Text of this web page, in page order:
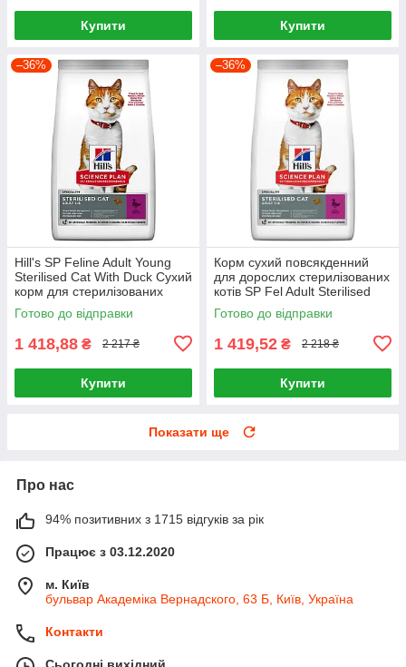
Купити Купити
–36%
Hill's SP Feline Adult Young
Sterilised Cat With Duck Сухий
корм для стерилізованих
котів 3кг
Готово до відправки
1 418,88 ₴ 2 217 ₴
Купити
–36%
Корм сухий повсякденний
для дорослих стерилізованих
котів SP Fel Adult Sterilised
Cat Duck 3кг, Качка
Готово до відправки
1 419,52 ₴ 2 218 ₴
Купити
Показати ще
Про нас
94% позитивних з 1715 відгуків за рік
Працює з 03.12.2020
м. Київ
бульвар Академіка Вернадского, 63 Б, Київ, Україна
Контакти